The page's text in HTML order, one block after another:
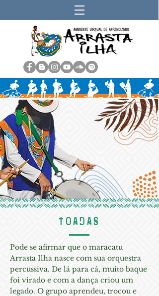
TOADAS
Pode se afirmar que o maracatu
Arrasta Ilha nasce com sua orquestra
percussiva. De lá para cá, muito baque
foi virado e com a dança criou um
legado. O grupo aprendeu, trocou e